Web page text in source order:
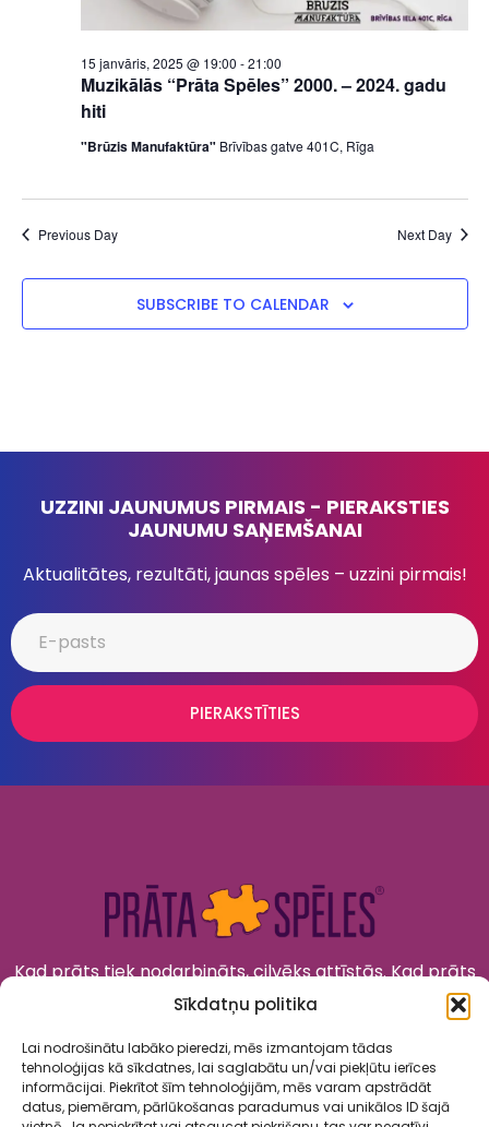
Sīkdatņu politika
Lai nodrošinātu labāko pieredzi, mēs izmantojam tādas
tehnoloģijas kā sīkdatnes, lai saglabātu un/vai piekļūtu ierīces
informācijai. Piekrītot šīm tehnoloģijām, mēs varam apstrādāt
datus, piemēram, pārlūkošanas paradumus vai unikālos ID šajā
Muzikālās “Prāta Spēles” 2000. – 2024. gadu
hiti
15 janvāris, 2025 @ 19:00 -21:00
"Brūzis Manufaktūra" Brīvības gatve 401C, Rīga
Previous Day Next Day
SUBSCRIBE TO CALENDAR
UZZINI JAUNUMUS PIRMAIS - PIERAKSTIES
JAUNUMU SAŅEMŠANAI
Aktualitātes, rezultāti, jaunas spēles – uzzini pirmais!
PIERAKSTĪTIES
Kad prāts tiek nodarbināts, cilvēks attīstās. Kad prāts
tiek izklaidēts, cilvēks jūtas priecīgs un laimīgs. “Prāta
Spēles” to apvieno!